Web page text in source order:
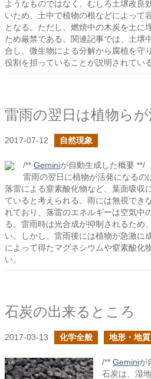
ようなものではなく、むしろ土壌改良
いため、土中で植物の根などによって
となる。ただし、燃焼中の木炭を土に
ため厳禁である。関連記事では、土壌
合し、微生物による分解から腐植を守
役割を担っていることが説明されている
雷雨の翌日は植物ら
2017-07-12 自然現象
/** Geminiが自動生成した概要 **/
雷雨の翌日に植物が活発になるの
落雷による窒素酸化物など、葉面吸収
ていると考えられる。雨には無視でき
れており、落雷のエネルギーは空気中
る。雷雨時は光合成が抑制されるため
い。しかし、雷雨後には植物が急激に
によって得たマグネシウムや窒素酸化
い。
石炭の出来るところ
2017-03-13 化学全般 地形・地質
/** Geminiが
石炭は、湿